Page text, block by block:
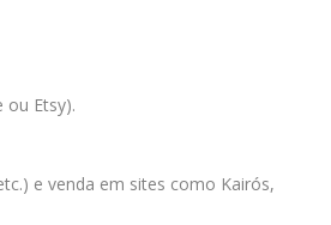
Etsy).
e venda em sites como Kairós,